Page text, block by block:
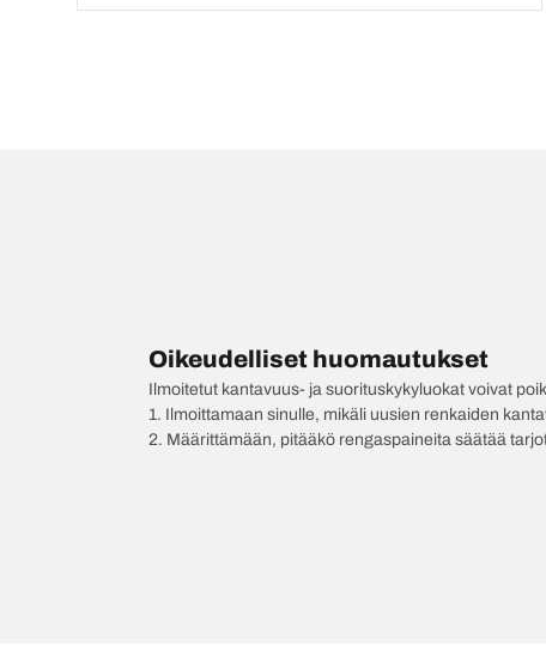
Oikeudelliset huomautukset
Ilmoitetut kantavuus- ja suorituskykyluokat voivat
1. Ilmoittamaan sinulle, mikäli uusien renkaiden
2. Määrittämään, pitääkö rengaspaineita säätää